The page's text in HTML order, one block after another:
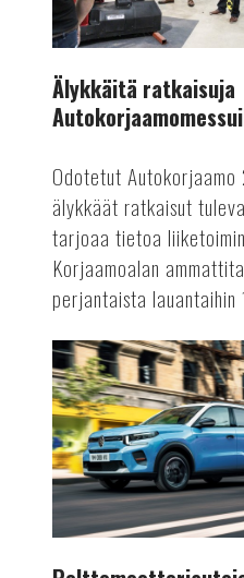
Älykkäitä ratkaisuja
Odotetut
älykkäät ratkaisut
tarjoaa tietoa
Korjaamoalan
perjantaista lauantaihin
Polttomoottoriautojen
tuotantoon
rajoituksia?